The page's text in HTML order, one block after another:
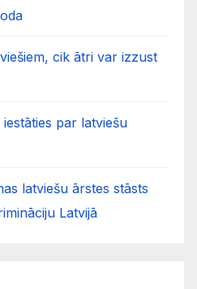
cik ātri var izzust
iestāties par latviešu
latviešu ārstes stāsts
Latvijā